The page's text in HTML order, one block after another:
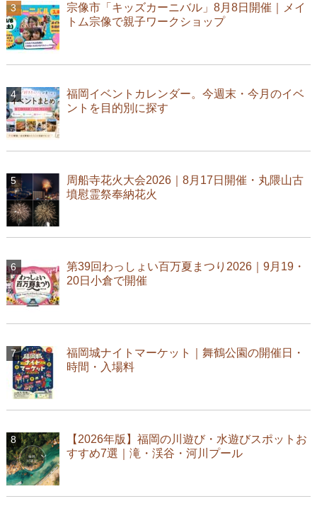
宗像市「キッズカーニバル」8月8日開催｜メイ
トム宗像で親子ワークショップ
福岡イベントカレンダー。今週末・今月のイベ
ントを目的別に探す
周船寺花火大会2026｜8月17日開催・丸隈山古
墳慰霊祭奉納花火
第39回わっしょい百万夏まつり2026｜9月19・
20日小倉で開催
福岡城ナイトマーケット｜舞鶴公園の開催日・
時間・入場料
【2026年版】福岡の川遊び・水遊びスポットお
すすめ7選｜滝・渓谷・河川プール